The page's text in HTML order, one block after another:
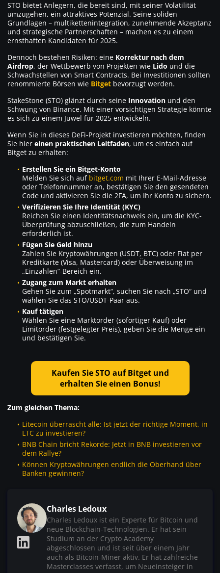
STO bietet Anlegern, die bereit sind, mit seiner Volatilität
umzugehen, ein attraktives Potenzial. Seine soliden
Grundlagen – multikettenintegration, zunehmende Akzeptanz
und strategische Partnerschaften – machen es zu einem
ernsthaften Kandidaten für 2025.
Dennoch bestehen Risiken: eine Korrektur nach dem
Airdrop, der Wettbewerb von Projekten wie Lido und die
Schwachstellen von Smart Contracts. Bei Investitionen sollten
renommierte Börsen wie Bitget bevorzugt werden.
StakeStone (STO) glänzt durch seine Innovation und den
Schwung von Binance. Mit einer vorsichtigen Strategie könnte
es sich zu einem Juwel für 2025 entwickeln.
Wenn Sie in dieses DeFi-Projekt investieren möchten, finden
Sie hier einen praktischen Leitfaden, um es einfach auf
Bitget zu erhalten:
Erstellen Sie ein Bitget-Konto
Melden Sie sich auf bitget.com mit Ihrer E-Mail-Adresse
oder Telefonnummer an, bestätigen Sie den gesendeten
Code und aktivieren Sie die 2FA, um Ihr Konto zu sichern.
Verifizieren Sie Ihre Identität (KYC)
Reichen Sie einen Identitätsnachweis ein, um die KYC-
Überprüfung abzuschließen, die zum Handeln
erforderlich ist.
Fügen Sie Geld hinzu
Zahlen Sie Kryptowährungen (USDT, BTC) oder Fiat per
Kreditkarte (Visa, Mastercard) oder Überweisung im
„Einzahlen“-Bereich ein.
Zugang zum Markt erhalten
Gehen Sie zum „Spotmarkt“, suchen Sie nach „STO“ und
wählen Sie das STO/USDT-Paar aus.
Kauf tätigen
Wählen Sie eine Marktorder (sofortiger Kauf) oder
Limitorder (festgelegter Preis), geben Sie die Menge ein
und bestätigen Sie.
Kaufen Sie STO auf Bitget und
erhalten Sie einen Bonus!
Zum gleichen Thema:
Litecoin überrascht alle: Ist jetzt der richtige Moment, in
LTC zu investieren?
BNB Chain bricht Rekorde: Jetzt in BNB investieren vor
dem Rallye?
Können Kryptowährungen endlich die Oberhand über
Banken gewinnen?
Charles Ledoux
Charles Ledoux ist ein Experte für Bitcoin und
neue Blockchain-Technologien. Er hat sein
Studium an der Crypto Academy
abgeschlossen und ist seit über einem Jahr
auch als Bitcoin-Miner aktiv. Er hat zahlreiche
Masterclasses verfasst, um Neueinsteiger in